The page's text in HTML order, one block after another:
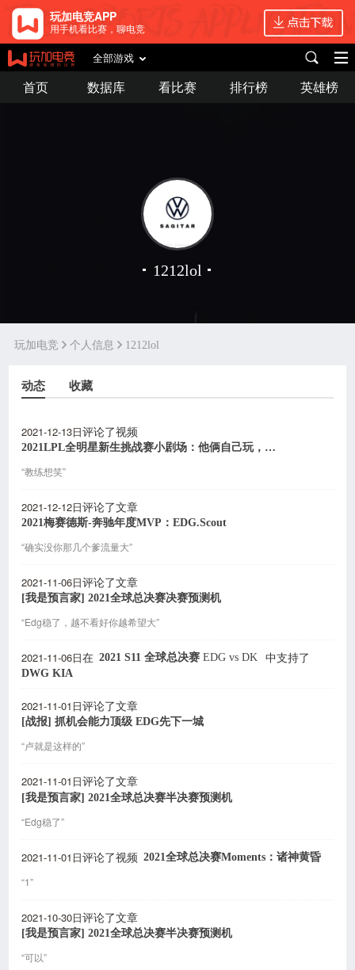
玩加电竞APP
用手机看比赛，聊电竞
全部游戏
首页 数据库 看比赛 排行榜 英雄榜
1212lol
玩加电竞 个人信息 1212lol
动态 收藏
2021-12-13日评论了视频
2021LPL全明星新生挑战赛小剧场：他俩自己玩，输赢看造化
“教练想笑”
2021-12-12日评论了文章
2021梅赛德斯-奔驰年度MVP：EDG.Scout
“确实没你那几个爹流量大”
2021-11-06日评论了文章
[我是预言家] 2021全球总决赛决赛预测机
“Edg稳了，越不看好你越希望大”
2021-11-06日在 2021 S11 全球总决赛EDG vs DK
中支持了
DWG KIA
2021-11-01日评论了文章
[战报] 抓机会能力顶级 EDG先下一城
“卢就是这样的”
2021-11-01日评论了文章
[我是预言家] 2021全球总决赛半决赛预测机
“Edg稳了”
2021-11-01日评论了视频 2021全球总决赛Moments：诸神黄昏
“1”
2021-10-30日评论了文章
[我是预言家] 2021全球总决赛半决赛预测机
“可以”